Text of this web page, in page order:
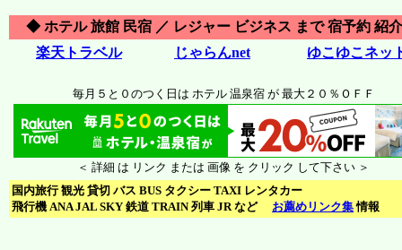
◆ ホテル 旅館 民宿 ／ レジャー ビジネス まで 宿予約 紹
楽天トラベル
じゃらんnet ゆこゆこネッ
毎月５と０のつく日は ホテル 温泉宿 が 最大２０％ＯＦＦ
＜ 詳細 は リンク または 画像 を クリック して下さい ＞
国内旅行 観光 貸切 バス BUS タクシー TAXI レンタカー
飛行機 ANA JAL SKY 鉄道 TRAIN 列車 JR など お薦めリンク集情報